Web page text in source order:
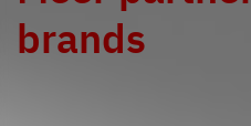
brands